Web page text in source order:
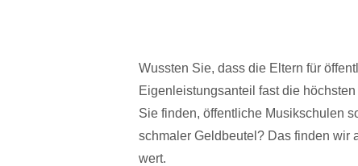
Wussten Sie, dass die Eltern für
Eigenleistungsanteil fast die
Sie finden, öffentliche Musikschulen
schmaler Geldbeutel? Das finden wir
wert.